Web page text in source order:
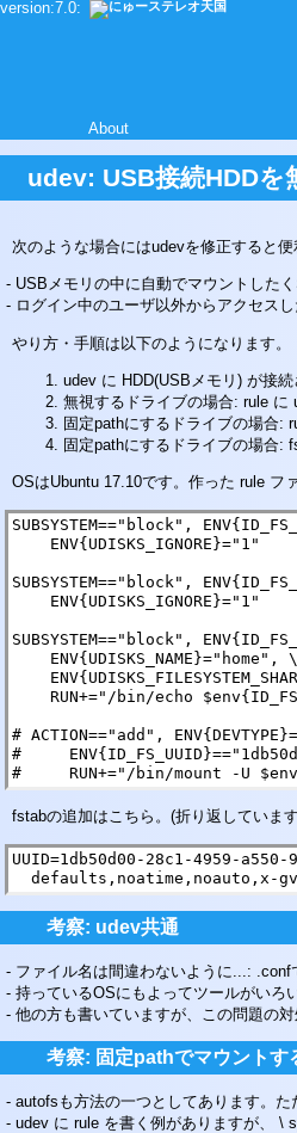
本
ば
す
version:7.0:
About
udev: USB接続HDDを
次のような場合にはudevを修正すると便
USBメモリの中に自動でマウントした
ログイン中のユーザ以外からアクセス
やり方・手順は以下のようになります。
udev に HDD(USBメモリ) が接
無視するドライブの場合: rule に
固定pathにするドライブの場合:
固定pathにするドライブの場合:
OSはUbuntu 17.10です。作った rule フ
SUBSYSTEM=="block",
    ENV{UDISKS_IGNORE}="1"
SUBSYSTEM=="block",
    ENV{UDISKS_IGNORE}="1"
SUBSYSTEM=="block",
    ENV{UDISKS_NAME}="home", \
RUN+="/bin/echo
# ACTION=="add",
#
#     RUN+="/bin/mount -U
fstabの追加はこちら。(折り返していま
UUID=1db50d00-28c1-4959-
defaults,noatime,noauto,x-
考察: udev共通
ファイル名は間違わないように...:
持っているOSにもよってツールがいろ
他の方も書いていますが、この問題の
考察: 固定pathでマウントす
autofsも方法の一つとしてあります。
udev に rule を書く例がありますが、 \